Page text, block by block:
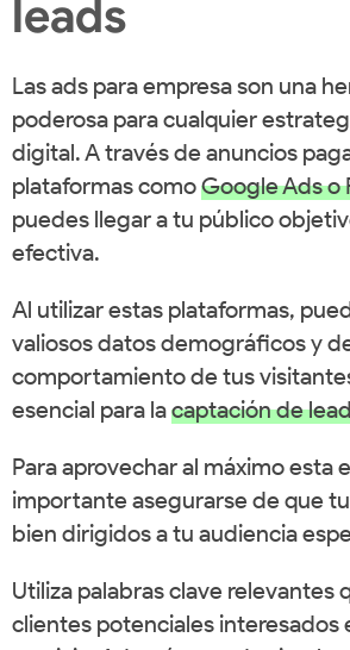
leads
Las ads para empresa son una
poderosa para cualquier
digital. A través de anuncios
plataformas comoGoogle Ads o
puedes llegar a tu público
efectiva.
Al utilizar estas plataformas,
valiosos datos demográficos y
comportamiento de tus
esencial para lacaptación de
Para aprovechar al máximo esta
importante asegurarse de que
bien dirigidos a tu audiencia
Utiliza palabras clave relevantes
clientes potenciales interesados